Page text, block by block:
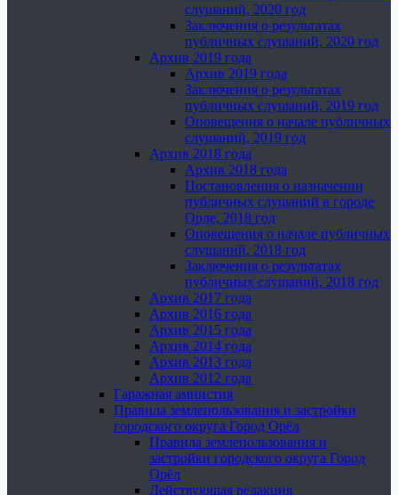
слушаний, 2020 год
Заключения о результатах
публичных слушаний, 2020 год
Архив 2019 года
Архив 2019 года
Заключения о результатах
публичных слушаний, 2019 год
Оповещения о начале публичных
слушаний, 2019 год
Архив 2018 года
Архив 2018 года
Постановления о назначении
публичных слушаний в городе
Орле, 2018 год
Оповещения о начале публичных
слушаний, 2018 год
Заключения о результатах
публичных слушаний, 2018 год
Архив 2017 года
Архив 2016 года
Архив 2015 года
Архив 2014 года
Архив 2013 года
Архив 2012 года
Гаражная амнистия
Правила землепользования и застройки
городского округа Город Орёл
Правила землепользования и
застройки городского округа Город
Орёл
Действующая редакция